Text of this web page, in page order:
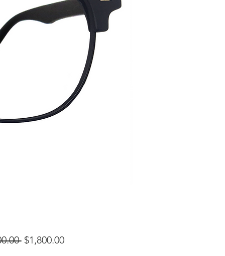
Precio
$1,800.00Precio